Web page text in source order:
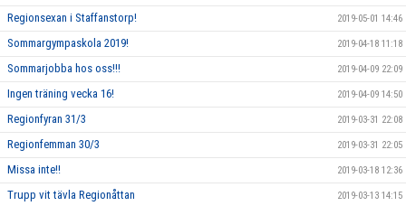
Regionsexan i Staffanstorp! 2019-05-01 14:46
Sommargympaskola 2019! 2019-04-18 11:18
Sommarjobba hos oss!!! 2019-04-09 22:09
Ingen träning vecka 16! 2019-04-09 14:50
Regionfyran 31/3 2019-03-31 22:08
Regionfemman 30/3 2019-03-31 22:05
Missa inte!! 2019-03-18 12:36
Trupp vit tävla Regionåttan 2019-03-13 14:15